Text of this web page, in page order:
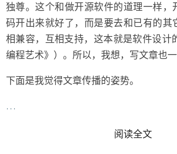
独尊。这个和做开源软件的道理一样，
码开出来就好了，而是要去和已有的其
相兼容，互相支持，这本就是软件设计
编程艺术》）。所以，我想，写文章也一
下面是我觉得文章传播的姿势。
…
阅读全文READ